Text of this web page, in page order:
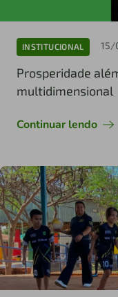
INSTITUCIONAL 15/
Prosperidade
multidimensional
Continuar lendo